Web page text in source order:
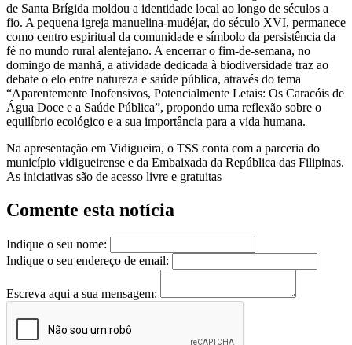
de Santa Brígida moldou a identidade local ao longo de séculos a
fio. A pequena igreja manuelina-mudéjar, do século XVI, permanece
como centro espiritual da comunidade e símbolo da persistência da
fé no mundo rural alentejano. A encerrar o fim-de-semana, no
domingo de manhã, a atividade dedicada à biodiversidade traz ao
debate o elo entre natureza e saúde pública, através do tema
“Aparentemente Inofensivos, Potencialmente Letais: Os Caracóis de
Água Doce e a Saúde Pública”, propondo uma reflexão sobre o
equilíbrio ecológico e a sua importância para a vida humana.
Na apresentação em Vidigueira, o TSS conta com a parceria do
município vidigueirense e da Embaixada da República das Filipinas.
As iniciativas são de acesso livre e gratuitas
Comente esta notícia
Indique o seu nome:
Indique o seu endereço de email:
Escreva aqui a sua mensagem: